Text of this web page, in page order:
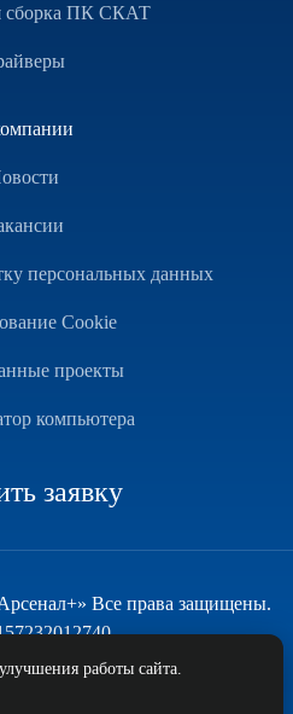
сборка ПК СКАТ
персональных данных
Cookie
проекты
компьютера
заявку
Все права защищены.
работы сайта.